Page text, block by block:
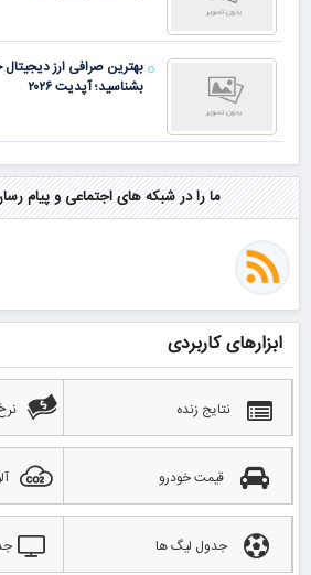
بهترین صرافی ارز
بشناسید؛ آپدیت ۲۰۲۶
ما را در شبکه های اجتماعی و پیام
ابزارهای کاربردی
نتایج زنده
قیمت خودرو
جدول لیگ ها